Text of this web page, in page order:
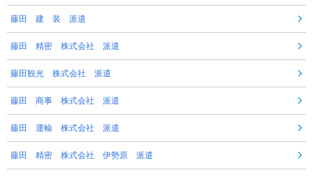
藤田 建 装 派遣
藤田 精密 株式会社 派遣
藤田観光 株式会社 派遣
藤田 商事 株式会社 派遣
藤田 運輸 株式会社 派遣
藤田 精密 株式会社 伊勢原 派遣